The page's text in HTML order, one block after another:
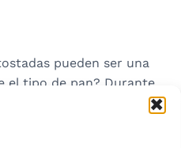
pueden ser una
el tipo de pan? Durante
se reduce la
es aconsejable optar por